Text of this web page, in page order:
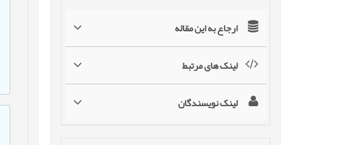
ارجاع به این مقاله
لینک های مرتبط
لینک نویسندگان